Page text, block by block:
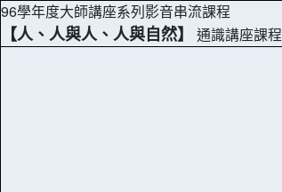
96學年度大師講座系列影音串流課程
【人、人與人、人與自然】
通識講座課程